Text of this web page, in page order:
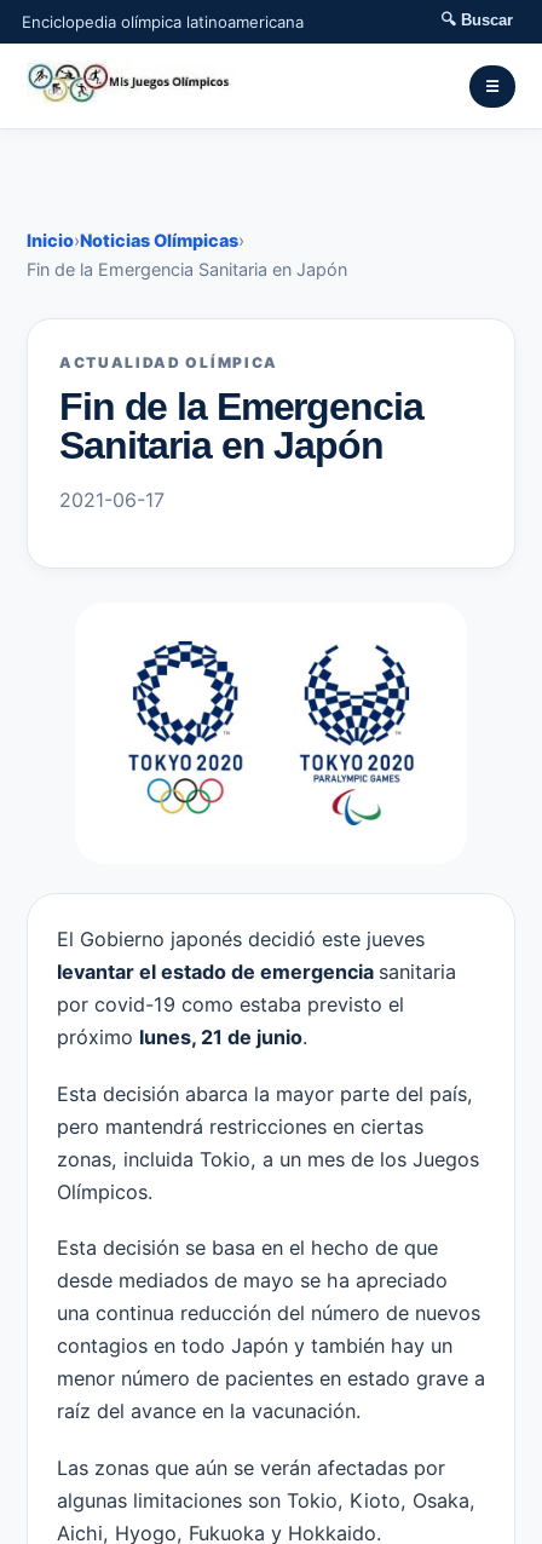
Enciclopedia olímpica latinoamericana 🔍 Buscar
☰
Inicio›Noticias Olímpicas›
Fin de la Emergencia Sanitaria en Japón
ACTUALIDAD OLÍMPICA
Fin de la Emergencia
Sanitaria en Japón
2021-06-17
El Gobierno japonés decidió este jueves
levantar el estado de emergencia sanitaria
por covid-19 como estaba previsto el
próximo lunes, 21 de junio.
Esta decisión abarca la mayor parte del país,
pero mantendrá restricciones en ciertas
zonas, incluida Tokio, a un mes de los Juegos
Olímpicos.
Esta decisión se basa en el hecho de que
desde mediados de mayo se ha apreciado
una continua reducción del número de nuevos
contagios en todo Japón y también hay un
menor número de pacientes en estado grave a
raíz del avance en la vacunación.
Las zonas que aún se verán afectadas por
algunas limitaciones son Tokio, Kioto, Osaka,
Aichi, Hyogo, Fukuoka y Hokkaido.